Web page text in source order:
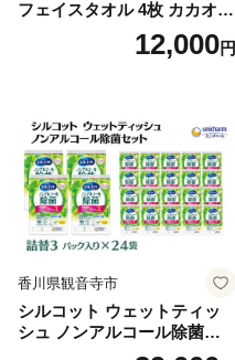
フェイスタオル 4枚 カカオ
【タオル 泉州タオル 吸水 普
段使い 無地 シンプル 日用品
12,000円
香川県観音寺市
シルコット ウェットティッ
シュ ノンアルコール除菌詰
替（43枚×3P）×24袋 日用品